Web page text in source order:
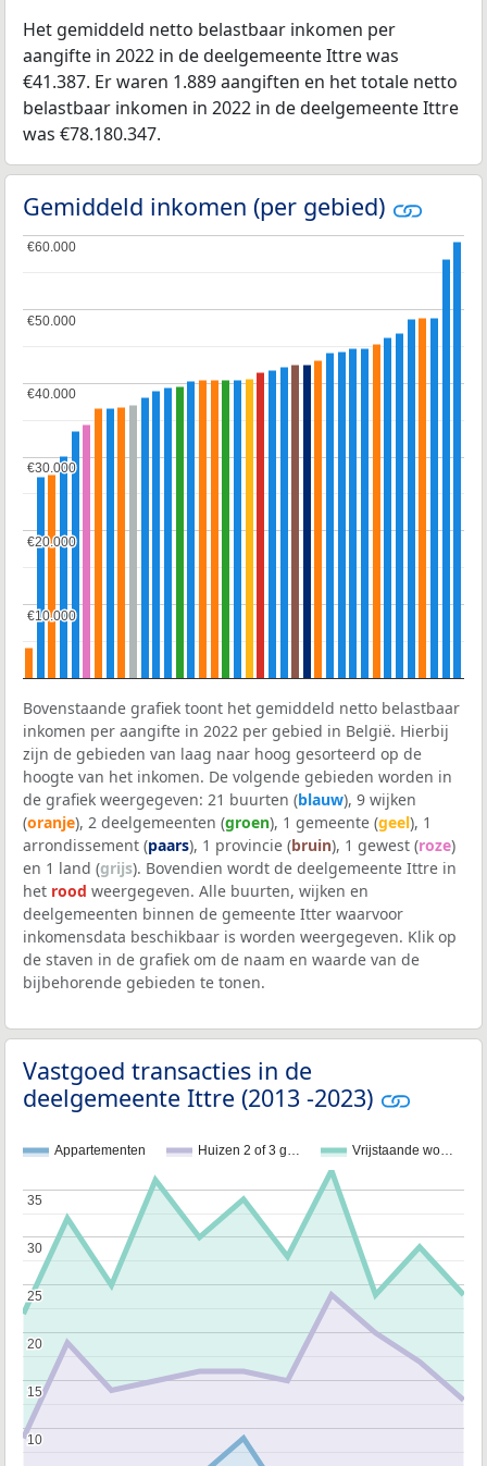
Het gemiddeld netto belastbaar inkomen per
aangifte in 2022 in de deelgemeente Ittre was
€41.387. Er waren 1.889 aangiften en het totale netto
belastbaar inkomen in 2022 in de deelgemeente Ittre
was €78.180.347.
Gemiddeld inkomen (per gebied)
€10.000
€10.000
€20.000
€20.000
€30.000
€30.000
€40.000
€40.000
€50.000
€50.000
€60.000
€60.000
Bovenstaande grafiek toont het gemiddeld netto belastbaar
inkomen per aangifte in 2022 per gebied in België. Hierbij
zijn de gebieden van laag naar hoog gesorteerd op de
hoogte van het inkomen. De volgende gebieden worden in
de grafiek weergegeven: 21 buurten (blauw), 9 wijken
(oranje), 2 deelgemeenten (groen), 1 gemeente (geel), 1
arrondissement (paars), 1 provincie (bruin), 1 gewest (roze)
en 1 land (grijs). Bovendien wordt de deelgemeente Ittre in
het rood weergegeven. Alle buurten, wijken en
deelgemeenten binnen de gemeente Itter waarvoor
inkomensdata beschikbaar is worden weergegeven. Klik op
de staven in de grafiek om de naam en waarde van de
bijbehorende gebieden te tonen.
Vastgoed transacties in de
deelgemeente Ittre (2013 -2023)
Appartementen Huizen 2 of 3 g… Vrijstaande wo…
10
10
15
15
20
20
25
25
30
30
35
35